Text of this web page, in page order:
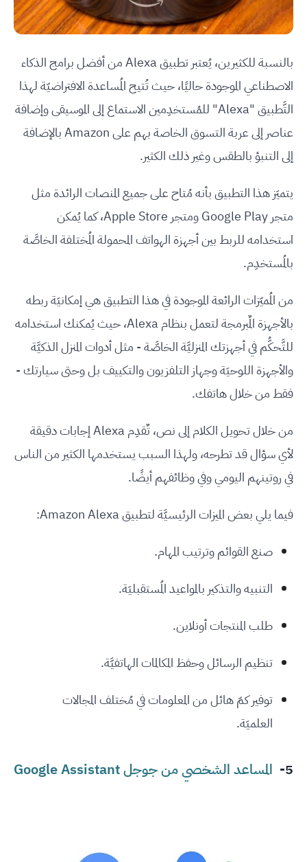
بالنسبة للكثيرين، يُعتبر تطبيق Alexa من أفضل برامج الذكاء
الاصطناعي الموجودة حاليًا، حيث تُتيح المُساعدة الافتراضيّة لهذا
التَّطبيق "Alexa" للمُستخدِمين الاستماع إلى الموسيقى وإضافة
عناصر إلى عربة التسوق الخاصة بهم على Amazon بالإضافة
إلى التنبؤ بالطقس وغير ذلك الكثير.
يتميَز هذا التطبيق بأنه مُتاح على جميع المنصات الرائدة مثل
متجر Google Play ومتجر Apple Store، كما يُمكن
استخدامه للربط بين أجهزة الهواتف المحمولة المُختلفة الخاصَّة
بالمُستخدِم.
من المُميّزات الرائعة الموجودة في هذا التطبيق هي إمكانيَة ربطه
بالأجهزة المٌبرمجة لتعمل بنظام Alexa، حيث يُمكنك استخدامه
للتَّحكُّم في أجهزتك المنزليَّة الخاصَّة - مثل أدوات المنزل الذكيَّة
والأجهزة اللوحيَة وجهاز التلفزيون والتكييف بل وحتى سيارتك -
فقط من خلال هاتفك.
من خلال تحويل الكلام إلى نص، تٌقدِم Alexa إجابات دقيقة
لأي سؤال قد تطرحه، ولهذا السبب يستخدمها الكثير من الناس
في روتينهم اليومي وفي وظائفهم أيضًا.
فيما يلي بعض الميزات الرئيسيَّة لتطبيق Amazon Alexa:
صنع القوائم وترتيب المهام.
التنبيه والتذكير بالمواعيد المُستقبليَة.
طلب المنتجات أونلاين.
تنظيم الرسائل وحفظ المكالمات الهاتفيَّة.
توفير كمّ هائل من المعلومات في مُختلف المجالات
العلميَة.
5- المساعد الشخصي من جوجل Google Assistant